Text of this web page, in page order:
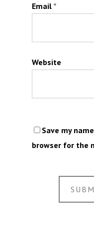
Email *
Website
Save my
browser for the